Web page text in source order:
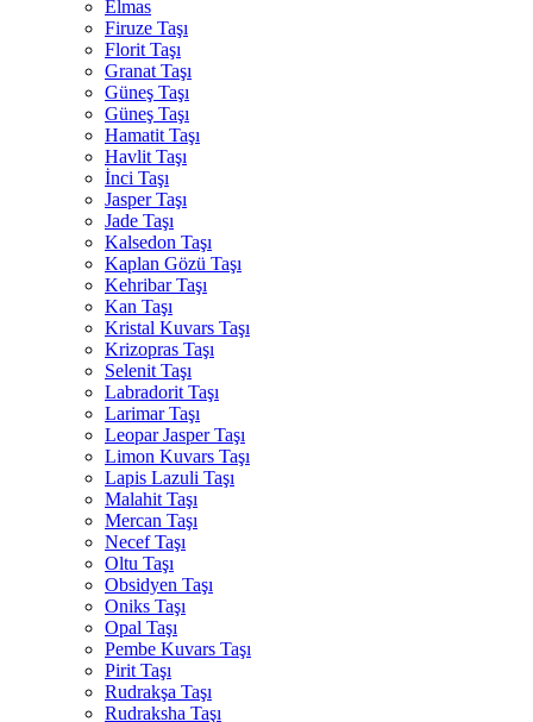
Elmas
Firuze Taşı
Florit Taşı
Granat Taşı
Güneş Taşı
Güneş Taşı
Hamatit Taşı
Havlit Taşı
İnci Taşı
Jasper Taşı
Jade Taşı
Kalsedon Taşı
Kaplan Gözü Taşı
Kehribar Taşı
Kan Taşı
Kristal Kuvars Taşı
Krizopras Taşı
Selenit Taşı
Labradorit Taşı
Larimar Taşı
Leopar Jasper Taşı
Limon Kuvars Taşı
Lapis Lazuli Taşı
Malahit Taşı
Mercan Taşı
Necef Taşı
Oltu Taşı
Obsidyen Taşı
Oniks Taşı
Opal Taşı
Pembe Kuvars Taşı
Pirit Taşı
Rudrakşa Taşı
Rudraksha Taşı